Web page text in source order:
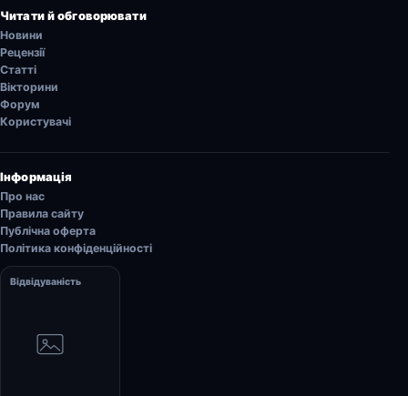
Читати й обговорювати
Новини
Рецензії
Статті
Вікторини
Форум
Користувачі
Інформація
Про нас
Правила сайту
Публічна оферта
Політика конфіденційності
Відвідуваність